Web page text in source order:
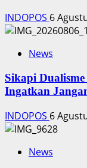
INDOPOS 6
News
Sikapi
Ingatkan
INDOPOS 6
News